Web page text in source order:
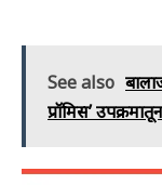
See also
प्रॉमिस’